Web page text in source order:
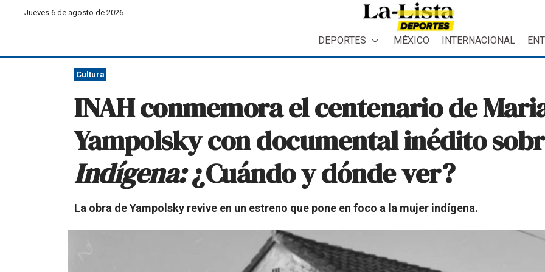
Jueves 6 de agosto de 2026
DEPORTES MÉXICO INTERNACIONAL
Cultura
INAH conmemora el centenario de
Yampolsky con documental inédito
Indígena:¿Cuándo y dónde ver?
La obra de Yampolsky revive en un estreno que pone en foco a la mujer indígena.